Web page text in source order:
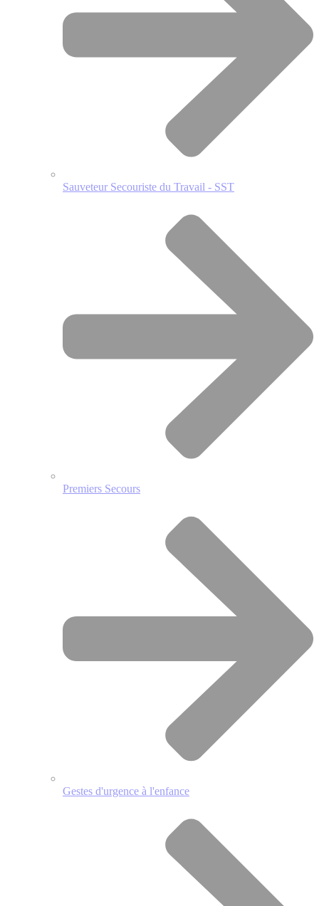
Sauveteur Secouriste du Travail - SST
Premiers Secours
Gestes d'urgence à l'enfance